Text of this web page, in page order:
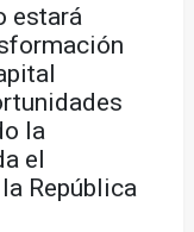
estará
la
el
República